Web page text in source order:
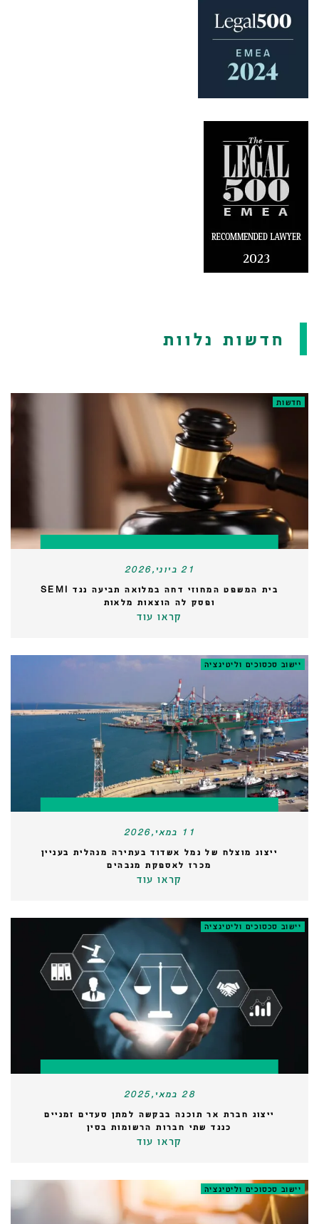
חדשות נלוות
חדשות
21 ביוני,2026
בית המשפט המחוזי דחה במלואה תביעה נגד SEMI
ופסק לה הוצאות מלאות
קראו עוד
יישוב סכסוכים וליטיגציה
11 במאי,2026
ייצוג מוצלח של נמל אשדוד בעתירה מנהלית בעניין
מכרז לאספקת מגבהים
קראו עוד
יישוב סכסוכים וליטיגציה
28 במאי,2025
ייצוג חברת אר תוכנה בבקשה למתן סעדים זמניים
כנגד שתי חברות הרשומות בסין
קראו עוד
יישוב סכסוכים וליטיגציה